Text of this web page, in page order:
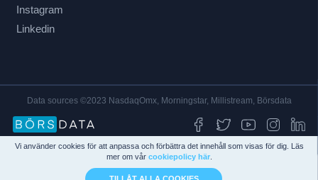
Vi använder cookies för att anpassa och förbättra det innehåll som visas för dig. Läs
mer om vår cookiepolicy här.
TILLÅT ALLA COOKIES
Instagram
Linkedin
Data sources ©2023 NasdaqOmx, Morningstar, Millistream, Börsdata